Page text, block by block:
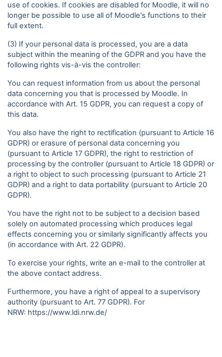
use of cookies. If cookies are disabled for Moodle, it will no
longer be possible to use all of Moodle's functions to their
full extent.
(3) If your personal data is processed, you are a data
subject within the meaning of the GDPR and you have the
following rights vis-à-vis the controller:
You can request information from us about the personal
data concerning you that is processed by Moodle. In
accordance with Art. 15 GDPR, you can request a copy of
this data.
You also have the right to rectification (pursuant to Article 16
GDPR) or erasure of personal data concerning you
(pursuant to Article 17 GDPR), the right to restriction of
processing by the controller (pursuant to Article 18 GDPR) or
a right to object to such processing (pursuant to Article 21
GDPR) and a right to data portability (pursuant to Article 20
GDPR).
You have the right not to be subject to a decision based
solely on automated processing which produces legal
effects concerning you or similarly significantly affects you
(in accordance with Art. 22 GDPR).
To exercise your rights, write an e-mail to the controller at
the above contact address.
Furthermore, you have a right of appeal to a supervisory
authority (pursuant to Art. 77 GDPR). For
NRW: https://www.ldi.nrw.de/